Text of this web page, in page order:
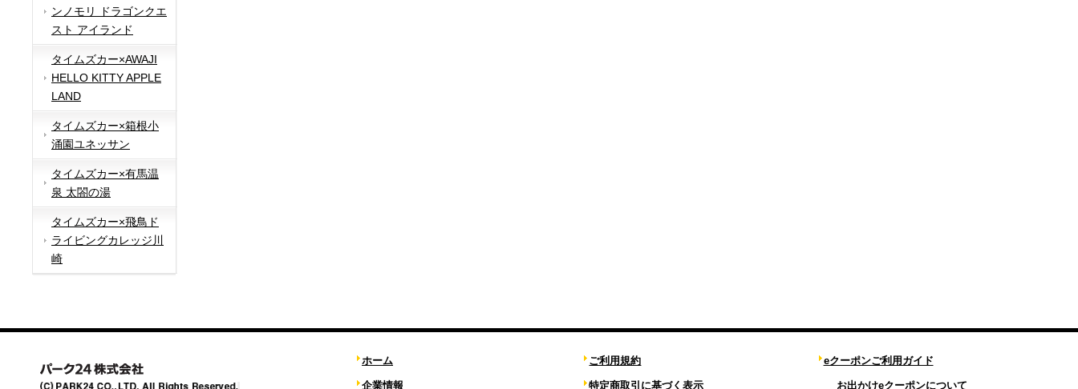
ンノモリ ドラゴンクエ
スト アイランド
タイムズカー×AWAJI
HELLO KITTY APPLE
LAND
タイムズカー×箱根小
涌園ユネッサン
タイムズカー×有馬温
泉 太閤の湯
タイムズカー×飛鳥ド
ライビングカレッジ川
崎
ホーム
企業情報
ご利用規約
特定商取引に基づく表示
eクーポンご利用ガイド
お出かけeクーポンについて